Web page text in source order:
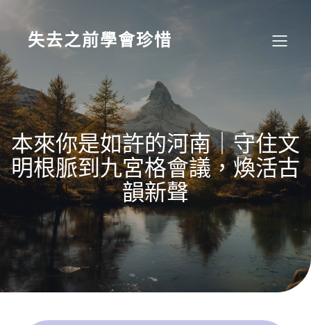
content
失去之前學會珍惜
本來你是如許的河南｜守住文
明根脈到九宮格會議，煥活古
韻新聲